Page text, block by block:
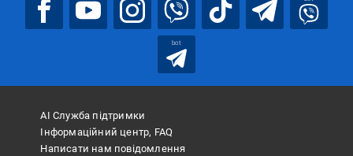
bot
АІ Служба підтримки
Інформаційний центр, FAQ
Написати нам повідомлення